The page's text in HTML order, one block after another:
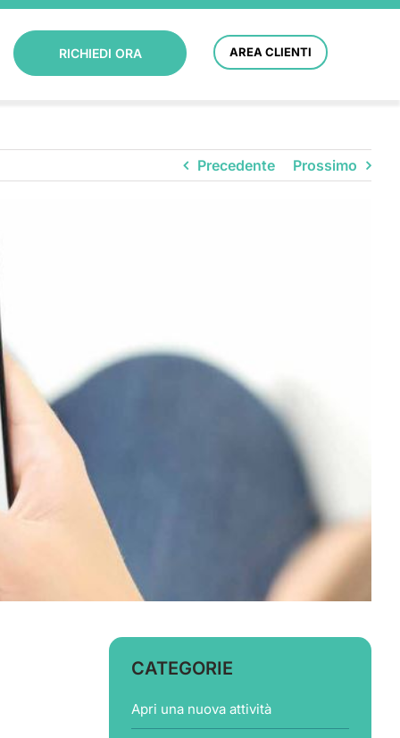
RICHIEDI ORA AREA CLIENTI
Precedente Prossimo
CATEGORIE
Apri una nuova attività